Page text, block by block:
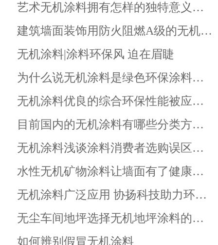
艺术无机涂料拥有怎样的独特意义…
建筑墙面装饰用防火阻燃A级的无机…
无机涂料|涂料环保风 迫在眉睫
为什么说无机涂料是绿色环保涂料…
无机涂料优良的综合环保性能被应…
目前国内的无机涂料有哪些分类方…
无机涂料浅谈涂料消费者选购误区…
水性无机矿物涂料让墙面有了健康…
无机涂料广泛应用 协扬科技助力环…
无尘车间地坪选择无机地坪涂料的…
如何辨别假冒无机涂料